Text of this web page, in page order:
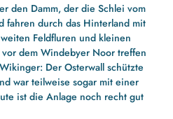
den Damm, der die Schlei vom
fahren durch das Hinterland mit
Feldfluren und kleinen
dem Windebyer Noor treffen
Der Osterwall schützte
war teilweise sogar mit einer
ist die Anlage noch recht gut